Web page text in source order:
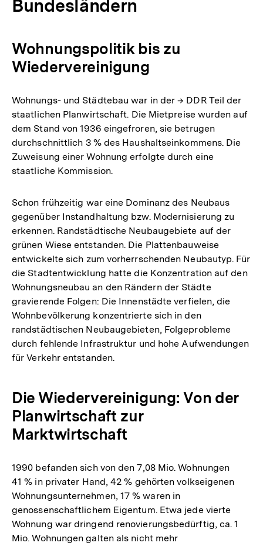
Bundesländern
Wohnungspolitik bis zu
Wiedervereinigung
Wohnungs- und Städtebau war in der → DDR Teil der
staatlichen Planwirtschaft. Die Mietpreise wurden auf
dem Stand von 1936 eingefroren, sie betrugen
durchschnittlich 3 % des Haushaltseinkommens. Die
Zuweisung einer Wohnung erfolgte durch eine
staatliche Kommission.
Schon frühzeitig war eine Dominanz des Neubaus
gegenüber Instandhaltung bzw. Modernisierung zu
erkennen. Randstädtische Neubaugebiete auf der
grünen Wiese entstanden. Die Plattenbauweise
entwickelte sich zum vorherrschenden Neubautyp. Für
die Stadtentwicklung hatte die Konzentration auf den
Wohnungsneubau an den Rändern der Städte
gravierende Folgen: Die Innenstädte verfielen, die
Wohnbevölkerung konzentrierte sich in den
randstädtischen Neubaugebieten, Folgeprobleme
durch fehlende Infrastruktur und hohe Aufwendungen
für Verkehr entstanden.
Die Wiedervereinigung: Von der
Planwirtschaft zur
Marktwirtschaft
1990 befanden sich von den 7,08 Mio. Wohnungen
41 % in privater Hand, 42 % gehörten volkseigenen
Wohnungsunternehmen, 17 % waren in
genossenschaftlichem Eigentum. Etwa jede vierte
Wohnung war dringend renovierungsbedürftig, ca. 1
Mio. Wohnungen galten als nicht mehr